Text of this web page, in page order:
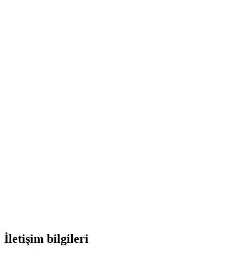
İletişim bilgileri